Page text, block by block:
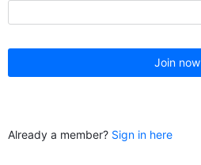
Join now
Already a member? Sign in here